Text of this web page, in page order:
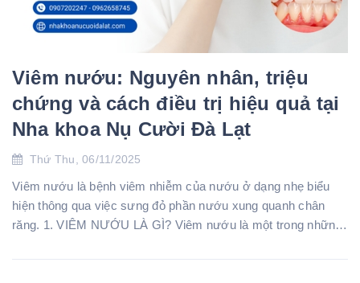
Viêm nướu: Nguyên nhân, triệu
chứng và cách điều trị hiệu quả tại
Nha khoa Nụ Cười Đà Lạt
Thứ Thu, 06/11/2025
Viêm nướu là bệnh viêm nhiễm của nướu ở dạng nhẹ biểu
hiện thông qua việc sưng đỏ phần nướu xung quanh chân
răng. 1. VIÊM NƯỚU LÀ GÌ? Viêm nướu là một trong những